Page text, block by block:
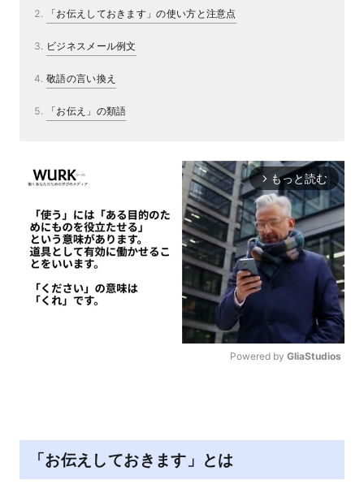
「お伝えしておきます」の使い方と注意点
ビジネスメール例文
敬語の言い換え
「お伝え」の類語
arrow_forward_ios もっと読む
Powered by GliaStudios
「お伝えしておきます」とは